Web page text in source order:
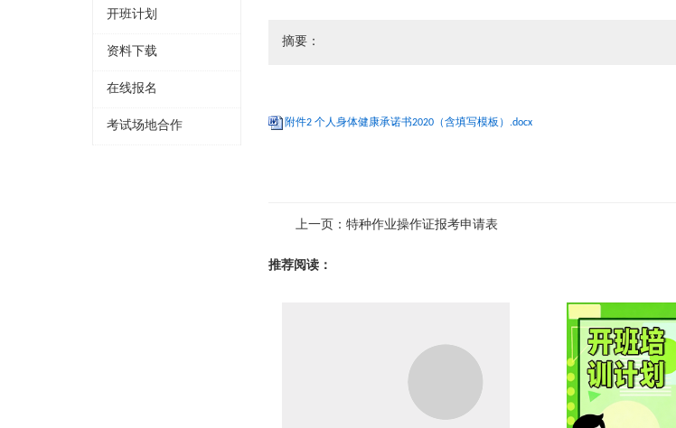
开班计划
资料下载
在线报名
考试场地合作
摘要：
附件2 个人身体健康承诺书2020（含填写模板）.docx
上一页：特种作业操作证报考申请表
推荐阅读：